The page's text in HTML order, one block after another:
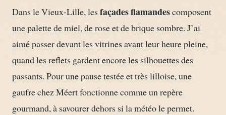
Dans le Vieux-Lille, lesfaçades flamandescomposent
une palette de miel, de rose et de brique sombre. J’ai
aimé passer devant les vitrines avant leur heure pleine,
quand les reflets gardent encore les silhouettes des
passants. Pour une pause testée et très lilloise, une
gaufre chez Méert fonctionne comme un repère
gourmand, à savourer dehors si la météo le permet.